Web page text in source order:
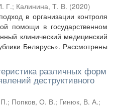
Г.; Калинина, Т. В. (2020)
в организации контроля
помощи в государственном
клинический медицинский
Беларусь». Рассмотрены
различных форм
деструктивного
; Попков, О. В.; Гинюк, В. А.;